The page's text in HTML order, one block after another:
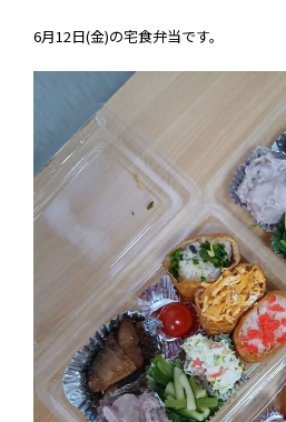
6月12日(金)の宅食弁当です。